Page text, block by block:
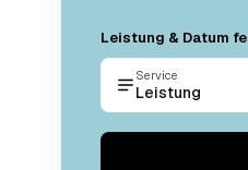
Leistung & Datum
Service
Leistung